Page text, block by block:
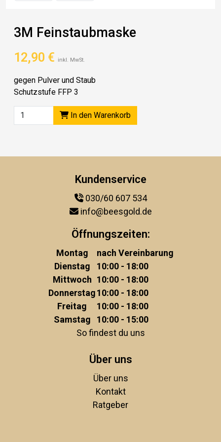
3M Feinstaubmaske
12,90 € inkl. MwSt.
gegen Pulver und Staub
Schutzstufe FFP 3
In den Warenkorb
Kundenservice
030/60 607 534
info@beesgold.de
Öffnungszeiten:
Montag
nach Vereinbarung
Dienstag
10:00 - 18:00
Mittwoch 10:00 - 18:00
Donnerstag10:00 - 18:00
Freitag
10:00 - 18:00
Samstag
10:00 - 15:00
So findest du uns
Über uns
Über uns
Kontakt
Ratgeber